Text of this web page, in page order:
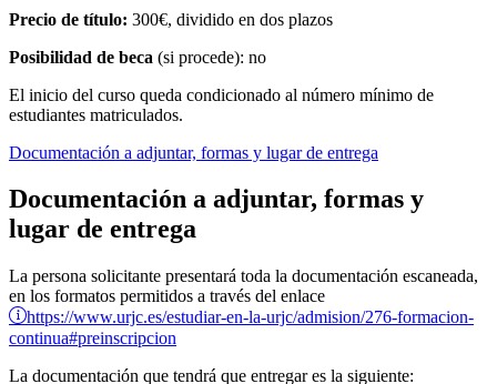
Precio de título: 300€, dividido en dos plazos
Posibilidad de beca (si procede): no
El inicio del curso queda condicionado al número mínimo de
estudiantes matriculados.
Documentación a adjuntar, formas y lugar de entrega
Documentación a adjuntar, formas y
lugar de entrega
La persona solicitante presentará toda la documentación escaneada,
en los formatos permitidos a través del enlace
https://www.urjc.es/estudiar-en-la-urjc/admision/276-formacion-
continua#preinscripcion
La documentación que tendrá que entregar es la siguiente: